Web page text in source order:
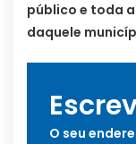
público e toda a
daquele
O seu